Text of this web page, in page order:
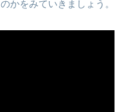
のかをみていきましょう。